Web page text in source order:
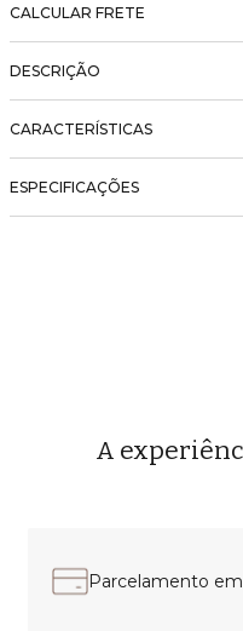
CALCULAR FRETE
DESCRIÇÃO
CARACTERÍSTICAS
ESPECIFICAÇÕES
A
Parcelamento